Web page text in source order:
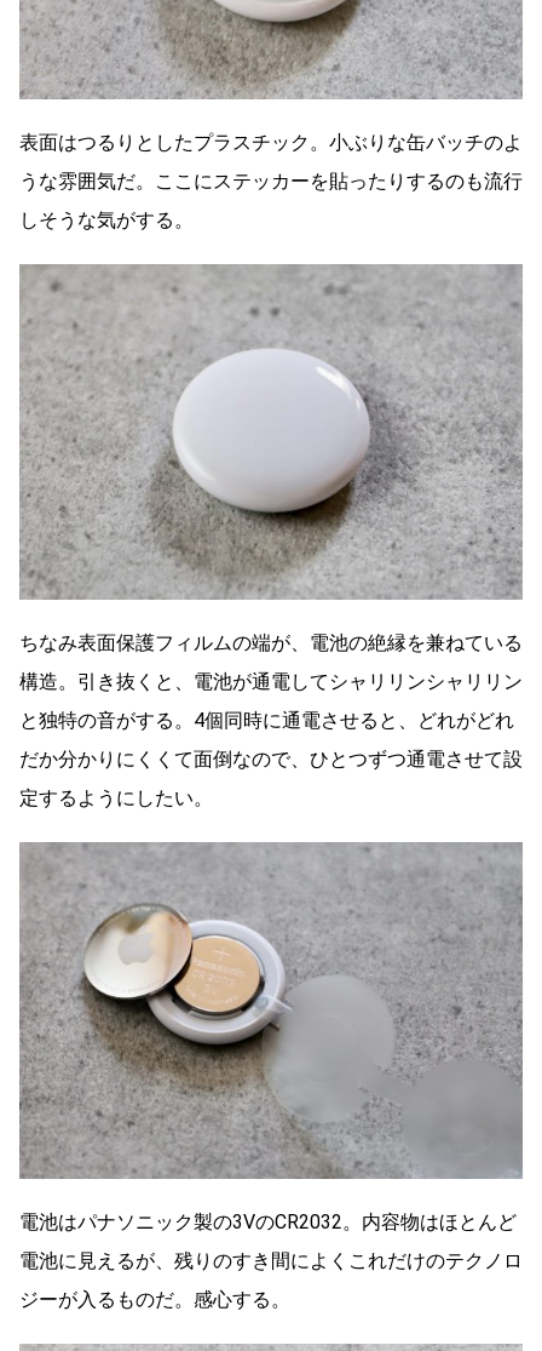
表面はつるりとしたプラスチック。小ぶりな缶バッチのよ
うな雰囲気だ。ここにステッカーを貼ったりするのも流行
しそうな気がする。
ちなみ表面保護フィルムの端が、電池の絶縁を兼ねている
構造。引き抜くと、電池が通電してシャリリンシャリリン
と独特の音がする。4個同時に通電させると、どれがどれ
だか分かりにくくて面倒なので、ひとつずつ通電させて設
定するようにしたい。
電池はパナソニック製の3VのCR2032。内容物はほとんど
電池に見えるが、残りのすき間によくこれだけのテクノロ
ジーが入るものだ。感心する。